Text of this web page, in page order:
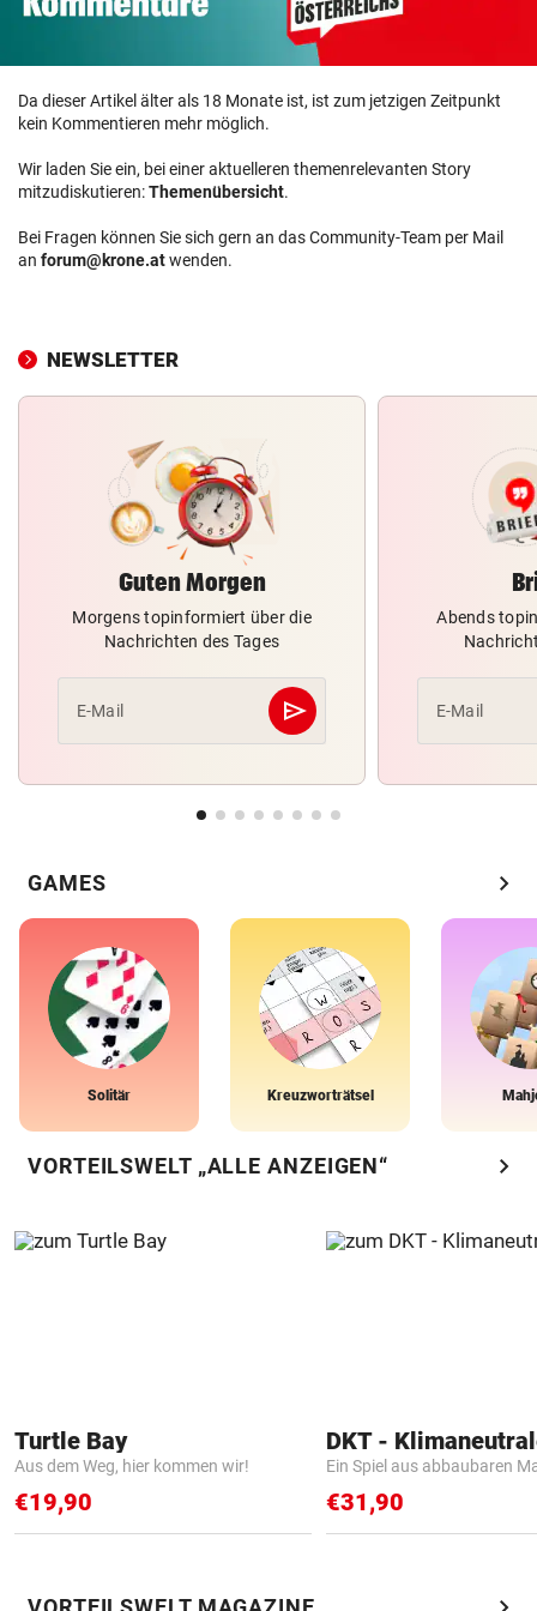
Da dieser Artikel älter als 18 Monate ist, ist zum jetzigen Zeitpunkt
kein Kommentieren mehr möglich.
Wir laden Sie ein, bei einer aktuelleren themenrelevanten Story
mitzudiskutieren:Themenübersicht.
Bei Fragen können Sie sich gern an das Community-Team per Mail
an forum@krone.atwenden.
NEWSLETTER
Guten Morgen
Morgens topinformiert über die
Nachrichten des Tages
E-Mail send
Abschicken
Abends
E-Mail
GAMES chevron_right
Solitär Kreuzworträtsel
VORTEILSWELT „ALLE ANZEIGEN“ chevron_right
Turtle Bay
Aus dem Weg, hier kommen wir!
€19,90
Ein Spiel aus abbaubaren
€31,90